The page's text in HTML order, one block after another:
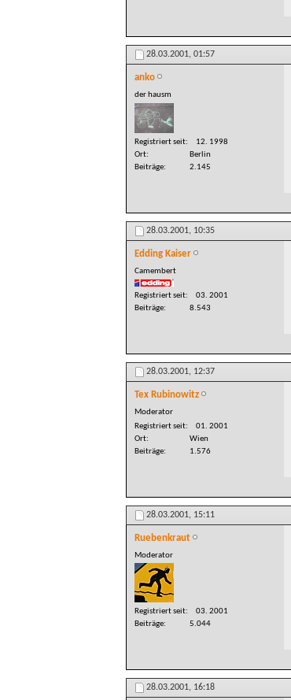
28.03.2001, 01:57
anko
der hausm
Registriert seit
12. 1998
Ort
Berlin
Beiträge
2.145
28.03.2001, 10:35
Edding Kaiser
Camembert
Registriert seit
03. 2001
Beiträge
8.543
28.03.2001, 12:37
Tex Rubinowitz
Moderator
Registriert seit
01. 2001
Ort
Wien
Beiträge
1.576
28.03.2001, 15:11
Ruebenkraut
Moderator
Registriert seit
03. 2001
Beiträge
5.044
28.03.2001, 16:18